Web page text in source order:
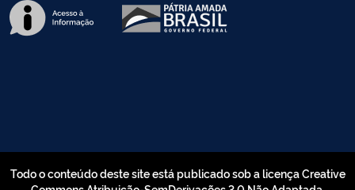
Todo o conteúdo deste site está publicado sob a licença Creative